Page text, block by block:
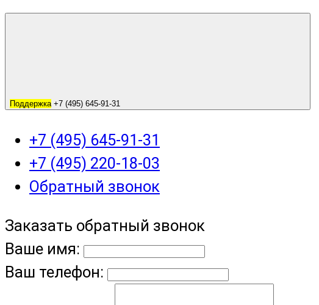
Поддержка+7 (495) 645-91-31
+7 (495) 645-91-31
+7 (495) 220-18-03
Обратный звонок
Заказать обратный звонок
Ваше имя:
Ваш телефон: